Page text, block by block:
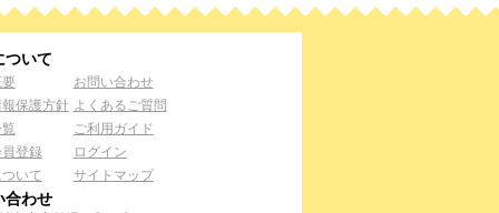
ついて
お問い合わせ
保護方針 よくあるご質問
ご利用ガイド
登録
ログイン
いて
サイトマップ
合わせ